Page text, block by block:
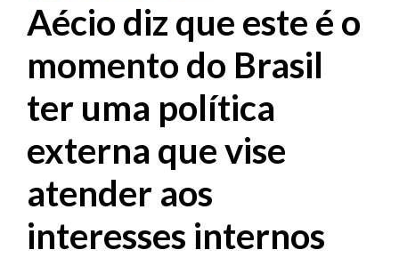
Aécio diz que este é o
momento do Brasil
ter uma política
externa que vise
atender aos
interesses internos